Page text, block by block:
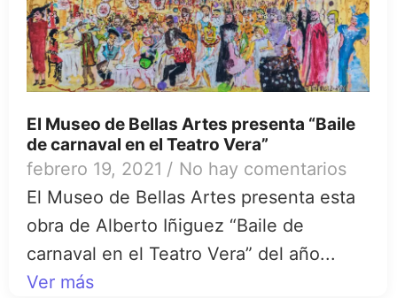
El Museo de Bellas Artes presenta “Baile
de carnaval en el Teatro Vera”
febrero 19, 2021 / No hay comentarios
El Museo de Bellas Artes presenta esta
obra de Alberto Iñiguez “Baile de
carnaval en el Teatro Vera” del año...
Ver más